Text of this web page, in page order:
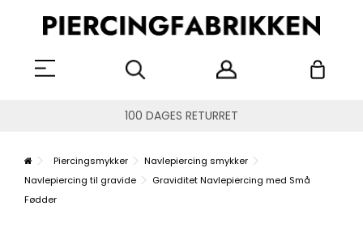
100 DAGES RETURRET
Piercingsmykker
Navlepiercing smykker
Navlepiercing til gravide
Graviditet Navlepiercing med Små
Fødder